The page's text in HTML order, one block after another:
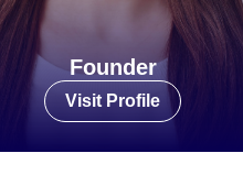
Founder
Visit Profile